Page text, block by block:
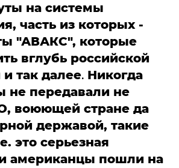
на системы
часть из которых -
"АВАКС", которые
вглубь российской
так далее. Никогда
не передавали не
воюющей стране да
державой, такие
это серьезная
американцы пошли на